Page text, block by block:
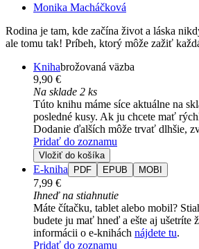
Monika Macháčková
Rodina je tam, kde začína život a láska
ale tomu tak! Príbeh, ktorý môže zažiť
Knihabrožovaná väzba
9,90 €
Na sklade 2 ks
Túto knihu máme síce aktuálne na
posledné kusy. Ak ju chcete mať
Dodanie ďalších môže trvať dlhšie,
Pridať do zoznamu
Vložiť do košíka
E-kniha PDF EPUB MOBI
7,99 €
Ihneď na stiahnutie
Máte čítačku, tablet alebo mobil?
budete ju mať hneď a ešte aj ušetríte
informácii o e-knihách nájdete tu.
Pridať do zoznamu